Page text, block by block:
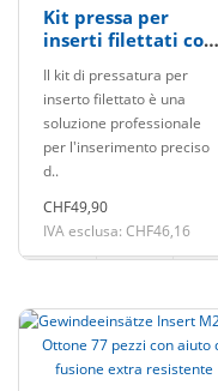
Kit pressa per
inserti filettati con
accessori
Il kit di pressatura per
inserto filettato è una
soluzione professionale
per l'inserimento preciso
d..
CHF49,90
IVA esclusa: CHF46,16